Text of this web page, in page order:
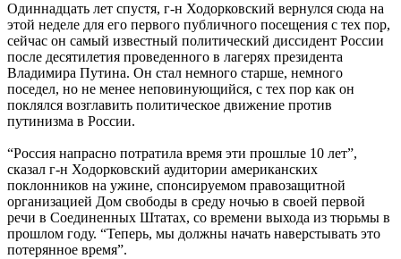
Одиннадцать лет спустя, г-н Ходорковский вернулся сюда на
этой неделе для его первого публичного посещения с тех пор,
сейчас он самый известный политический диссидент России
после десятилетия проведенного в лагерях президента
Владимира Путина. Он стал немного старше, немного
поседел, но не менее неповинующийся, с тех пор как он
поклялся возглавить политическое движение против
путинизма в России.
“Россия напрасно потратила время эти прошлые 10 лет”,
сказал г-н Ходорковский аудитории американских
поклонников на ужине, спонсируемом правозащитной
организацией Дом свободы в среду ночью в своей первой
речи в Соединенных Штатах, со времени выхода из тюрьмы в
прошлом году. “Теперь, мы должны начать наверстывать это
потерянное время”.